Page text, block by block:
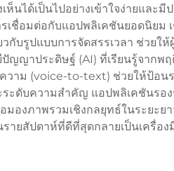
เห็นได้เป็นไปอย่างเข้าใจง่ายแล
เชื่อมต่อกับแอปพลิเคชันยอดนิยม
วกับรูปแบบการจัดสรรเวลา ช่วย
ญญาประดิษฐ์ (AI) ที่เรียนรู้จากพ
ความ (voice-to-text) ช่วยให้ป้อน
ระดับความสำคัญ แอปพลิเคชันรอ
มองภาพรวมเชิงกลยุทธ์ในระยะ
รายสัปดาห์ที่ดีที่สุดกลายเป็นเครื่